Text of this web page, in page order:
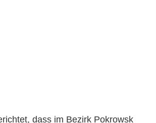
dass im Bezirk Pokrowsk